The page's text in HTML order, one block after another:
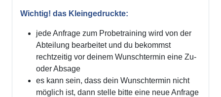
Wichtig! das Kleingedruckte:
jede Anfrage zum Probetraining wird von der
Abteilung bearbeitet und du bekommst
rechtzeitig vor deinem Wunschtermin eine Zu-
oder Absage
es kann sein, dass dein Wunschtermin nicht
möglich ist, dann stelle bitte eine neue Anfrage